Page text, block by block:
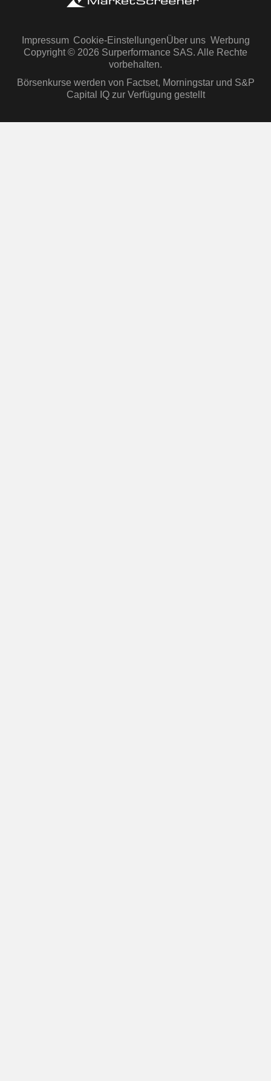
Impressum Cookie-EinstellungenÜber uns Werbung
Copyright © 2026 Surperformance SAS. Alle Rechte
vorbehalten.
Börsenkurse werden von Factset, Morningstar und S&P
Capital IQ zur Verfügung gestellt